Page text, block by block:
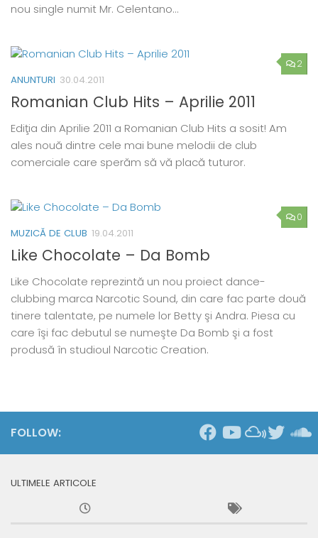
nou single numit Mr. Celentano…
2
ANUNTURI 30.04.2011
Romanian Club Hits – Aprilie 2011
Ediţia din Aprilie 2011 a Romanian Club Hits a sosit! Am
ales nouă dintre cele mai bune melodii de club
comerciale care sperăm să vă placă tuturor.
0
MUZICĂ DE CLUB 19.04.2011
Like Chocolate – Da Bomb
Like Chocolate reprezintă un nou proiect dance-
clubbing marca Narcotic Sound, din care fac parte două
tinere talentate, pe numele lor Betty şi Andra. Piesa cu
care îşi fac debutul se numeşte Da Bomb şi a fost
produsă în studioul Narcotic Creation.
FOLLOW:
ULTIMELE ARTICOLE